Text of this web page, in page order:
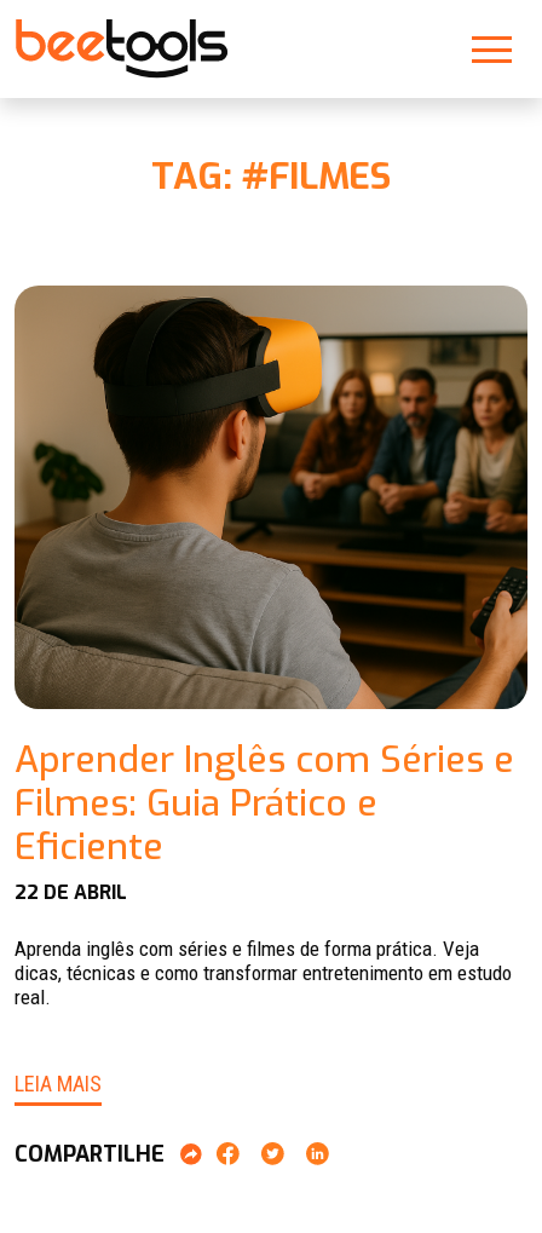
TAG: #FILMES
Aprender Inglês com Séries e
Filmes: Guia Prático e
Eficiente
22 DE ABRIL
Aprenda inglês com séries e filmes de forma prática. Veja
dicas, técnicas e como transformar entretenimento em estudo
real.
LEIA MAIS
COMPARTILHE